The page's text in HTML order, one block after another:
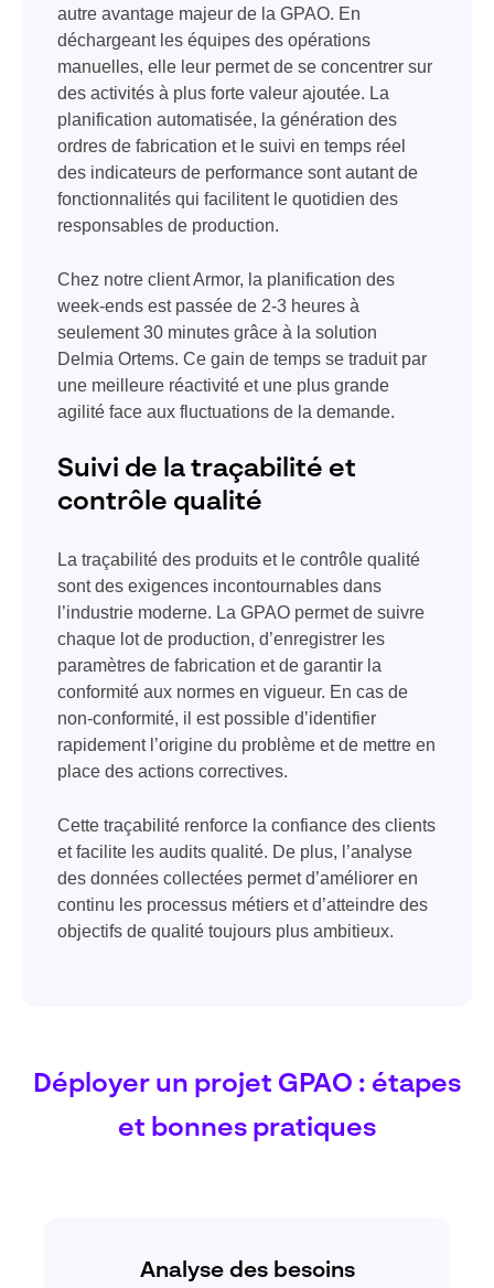
autre avantage majeur de la GPAO. En
déchargeant les équipes des opérations
manuelles, elle leur permet de se concentrer sur
des activités à plus forte valeur ajoutée. La
planification automatisée, la génération des
ordres de fabrication et le suivi en temps réel
des indicateurs de performance sont autant de
fonctionnalités qui facilitent le quotidien des
responsables de production.
Chez notre client Armor, la planification des
week-ends est passée de 2-3 heures à
seulement 30 minutes grâce à la solution
Delmia Ortems. Ce gain de temps se traduit par
une meilleure réactivité et une plus grande
agilité face aux fluctuations de la demande.
Suivi de la traçabilité et
contrôle qualité
La traçabilité des produits et le contrôle qualité
sont des exigences incontournables dans
l’industrie moderne. La GPAO permet de suivre
chaque lot de production, d’enregistrer les
paramètres de fabrication et de garantir la
conformité aux normes en vigueur. En cas de
non-conformité, il est possible d’identifier
rapidement l’origine du problème et de mettre en
place des actions correctives.
Cette traçabilité renforce la confiance des clients
et facilite les audits qualité. De plus, l’analyse
des données collectées permet d’améliorer en
continu les processus métiers et d’atteindre des
objectifs de qualité toujours plus ambitieux.
Déployer un projet GPAO : étapes
et bonnes pratiques
Analyse des besoins